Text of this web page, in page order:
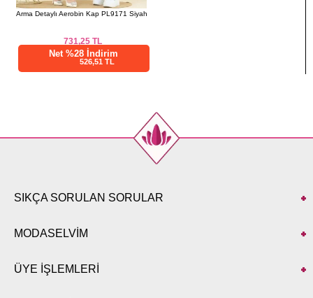
Arma Detaylı Aerobin Kap PL9171 Siyah
731,25TL
Net %28 İndirim
526,51 TL
SIKÇA SORULAN SORULAR
MODASELVİM
ÜYE İŞLEMLERİ